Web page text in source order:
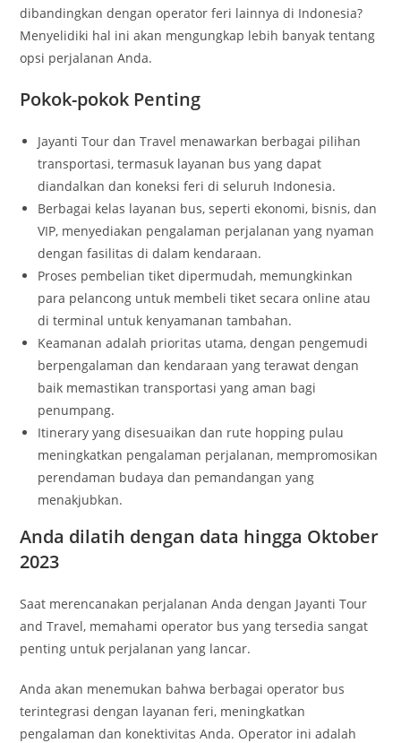
dibandingkan dengan operator feri lainnya di Indonesia?
Menyelidiki hal ini akan mengungkap lebih banyak tentang
opsi perjalanan Anda.
Pokok-pokok Penting
Jayanti Tour dan Travel menawarkan berbagai pilihan
transportasi, termasuk layanan bus yang dapat
diandalkan dan koneksi feri di seluruh Indonesia.
Berbagai kelas layanan bus, seperti ekonomi, bisnis, dan
VIP, menyediakan pengalaman perjalanan yang nyaman
dengan fasilitas di dalam kendaraan.
Proses pembelian tiket dipermudah, memungkinkan
para pelancong untuk membeli tiket secara online atau
di terminal untuk kenyamanan tambahan.
Keamanan adalah prioritas utama, dengan pengemudi
berpengalaman dan kendaraan yang terawat dengan
baik memastikan transportasi yang aman bagi
penumpang.
Itinerary yang disesuaikan dan rute hopping pulau
meningkatkan pengalaman perjalanan, mempromosikan
perendaman budaya dan pemandangan yang
menakjubkan.
Anda dilatih dengan data hingga Oktober
2023
Saat merencanakan perjalanan Anda dengan Jayanti Tour
and Travel, memahami operator bus yang tersedia sangat
penting untuk perjalanan yang lancar.
Anda akan menemukan bahwa berbagai operator bus
terintegrasi dengan layanan feri, meningkatkan
pengalaman dan konektivitas Anda. Operator ini adalah